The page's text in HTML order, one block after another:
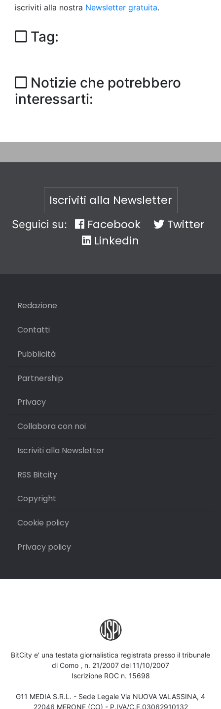
iscriviti alla nostra Newsletter gratuita.
Tag:
Notizie che potrebbero
interessarti:
Iscriviti alla Newsletter
Seguici su: Facebook
Twitter
Linkedin
Redazione
Contatti
Pubblicità
Partnership
Privacy
Collabora con noi
Iscriviti alla Newsletter
RSS Bitcity
Copyright
Cookie policy
Privacy policy
BitCity e' una testata giornalistica registrata presso il tribunale
di Como , n. 21/2007 del 11/10/2007
Iscrizione ROC n. 15698
G11 MEDIA S.R.L. - Sede Legale Via NUOVA VALASSINA, 4
22046 MERONE (CO) - P.IVA/C.F.03062910132